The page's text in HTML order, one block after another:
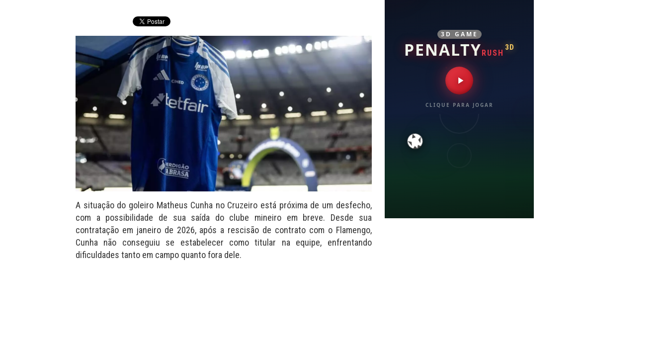
A situação do goleiro Matheus Cunha no Cruzeiro está próxima de um desfecho,
com a possibilidade de sua saída do clube mineiro em breve. Desde sua
contratação em janeiro de 2026, após a rescisão de contrato com o Flamengo,
Cunha não conseguiu se estabelecer como titular na equipe, enfrentando
dificuldades tanto em campo quanto fora dele.
3D GAME
PENALTYRUSH
3D
CLIQUE PARA JOGAR